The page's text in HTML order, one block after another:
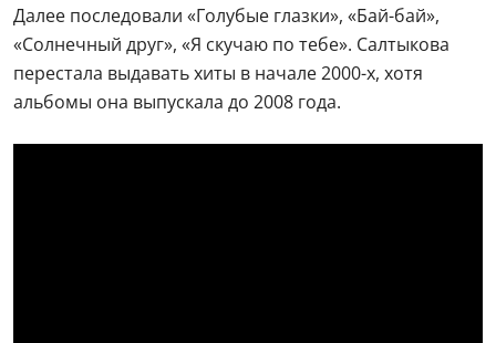
Далее последовали «Голубые глазки», «Бай-бай»,
«Солнечный друг», «Я скучаю по тебе». Салтыкова
перестала выдавать хиты в начале 2000-х, хотя
альбомы она выпускала до 2008 года.